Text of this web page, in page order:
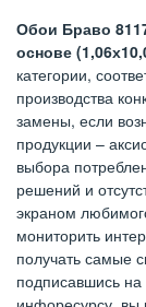
Обои Браво
основе
категории,
производства
замены, если
продукции –
выбора
решений и
экраном
мониторить
получать самые
подписавшись